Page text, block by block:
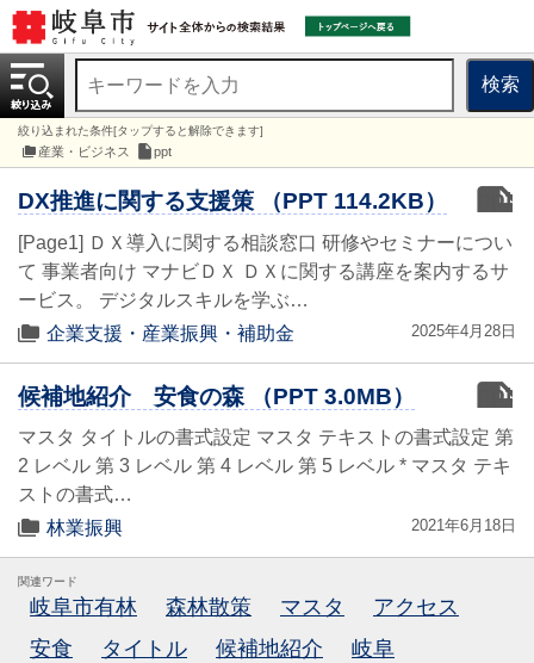
検索
絞り込まれた条件[タップすると解除できます]
産業・ビジネス ppt
ppt
DX推進に関する支援策 （PPT 114.2KB）
[Page1] ＤＸ導入に関する相談窓口 研修やセミナーについ
て 事業者向け マナビＤＸ ＤＸに関する講座を案内するサ
ービス。 デジタルスキルを学ぶ…
企業支援・産業振興・補助金
2025年4月28日
ppt
候補地紹介 安食の森 （PPT 3.0MB）
マスタ タイトルの書式設定 マスタ テキストの書式設定 第
2 レベル 第 3 レベル 第 4 レベル 第 5 レベル * マスタ テキ
ストの書式…
林業振興
2021年6月18日
関連ワード
岐阜市有林 森林散策 マスタ
アクセス
安食
タイトル 候補地紹介
岐阜